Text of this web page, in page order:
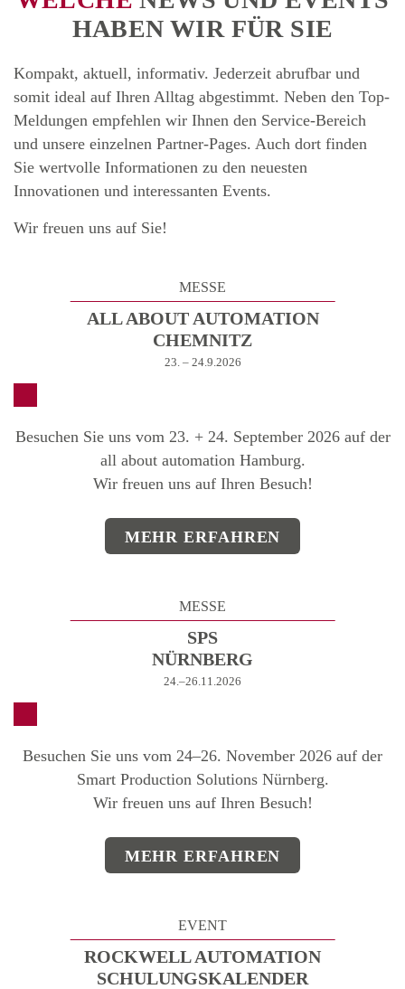
HABEN WIR FÜR SIE
Kompakt, aktuell, informativ. Jederzeit abrufbar und
somit ideal auf Ihren Alltag abgestimmt. Neben den Top-
Meldungen empfehlen wir Ihnen den Service-Bereich
und unsere einzelnen Partner-Pages. Auch dort finden
Sie wertvolle Informationen zu den neuesten
Innovationen und interessanten Events.
Wir freuen uns auf Sie!
MESSE
ALL ABOUT AUTOMATION
CHEMNITZ
23. – 24.9.2026
Besuchen Sie uns vom 23. + 24. September 2026 auf der
all about automation Hamburg.
Wir freuen uns auf Ihren Besuch!
MEHR ERFAHREN
MESSE
SPS
NÜRNBERG
24.–26.11.2026
Besuchen Sie uns vom 24–26. November 2026 auf der
Smart Production Solutions Nürnberg.
Wir freuen uns auf Ihren Besuch!
MEHR ERFAHREN
EVENT
ROCKWELL AUTOMATION
SCHULUNGSKALENDER